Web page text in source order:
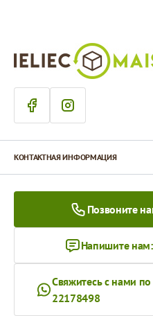
КОНТАКТНАЯ ИНФОРМАЦИЯ
Позвоните
Напишите нам:
Свяжитесь с нами
22178498